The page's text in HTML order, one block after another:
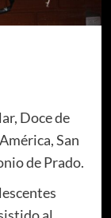
Doce de
San
de Prado.